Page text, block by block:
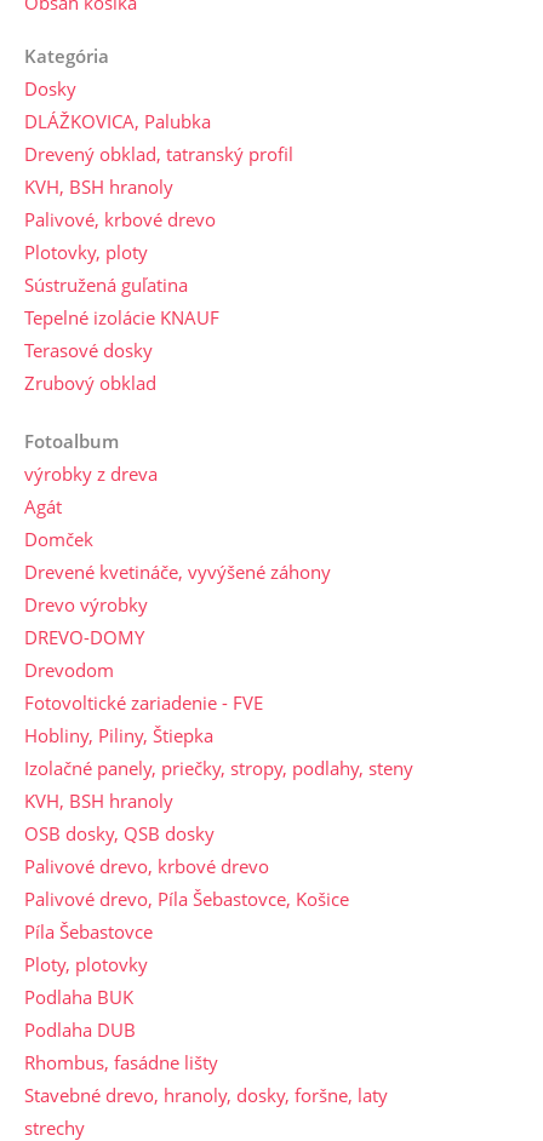
Kategória
Dosky
DLÁŽKOVICA, Palubka
Drevený obklad, tatranský profil
KVH, BSH hranoly
Palivové, krbové drevo
Plotovky, ploty
Sústružená guľatina
Tepelné izolácie KNAUF
Terasové dosky
Zrubový obklad
Fotoalbum
výrobky z dreva
Agát
Domček
Drevené kvetináče, vyvýšené záhony
Drevo výrobky
DREVO-DOMY
Drevodom
Fotovoltické zariadenie - FVE
Hobliny, Piliny, Štiepka
Izolačné panely, priečky, stropy, podlahy, steny
KVH, BSH hranoly
OSB dosky, QSB dosky
Palivové drevo, krbové drevo
Palivové drevo, Píla Šebastovce, Košice
Píla Šebastovce
Ploty, plotovky
Podlaha BUK
Podlaha DUB
Rhombus, fasádne lišty
Stavebné drevo, hranoly, dosky, foršne, laty
strechy